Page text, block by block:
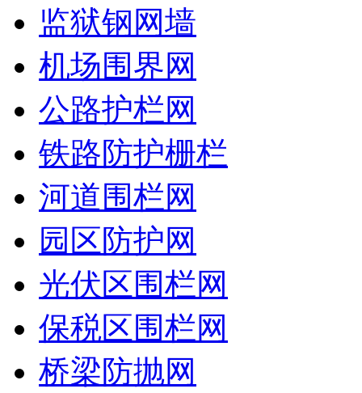
监狱钢网墙
机场围界网
公路护栏网
铁路防护栅栏
河道围栏网
园区防护网
光伏区围栏网
保税区围栏网
桥梁防抛网